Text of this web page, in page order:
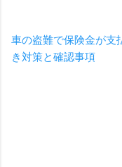
車の盗難で保険金が支
き対策と確認事項